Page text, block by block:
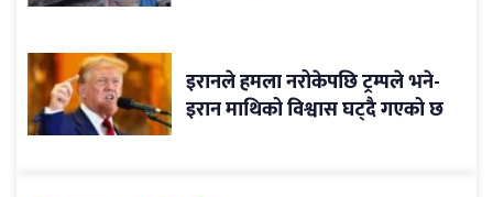
इरानले हमला नरोकेपछि ट्रम्पले भने-
इरान माथिको विश्वास घट्दै गएको छ